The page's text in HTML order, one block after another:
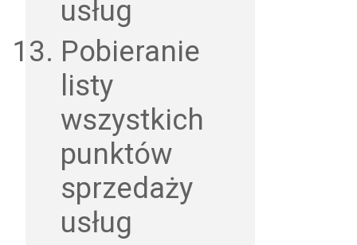
usług
Pobieranie
listy
wszystkich
punktów
sprzedaży
usług